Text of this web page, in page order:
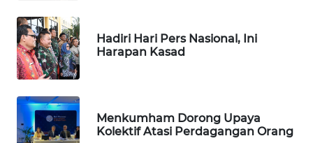
Hadiri Hari Pers Nasional, Ini
Harapan Kasad
Menkumham Dorong Upaya
Kolektif Atasi Perdagangan Orang
TAPANULI
TENGAH
WN DELI
SERDANG
WN
TEBING